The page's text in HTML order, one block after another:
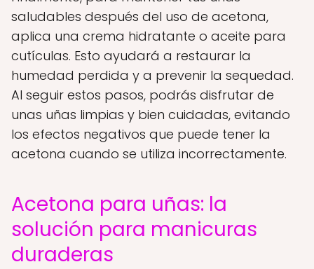
saludables después del uso de acetona,
aplica una crema hidratante o aceite para
cutículas. Esto ayudará a restaurar la
humedad perdida y a prevenir la sequedad.
Al seguir estos pasos, podrás disfrutar de
unas uñas limpias y bien cuidadas, evitando
los efectos negativos que puede tener la
acetona cuando se utiliza incorrectamente.
Acetona para uñas: la
solución para manicuras
duraderas